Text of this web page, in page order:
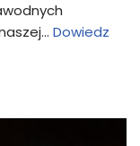
Dowiedz